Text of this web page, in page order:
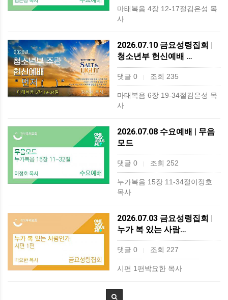
마태복음 4장 12-17절김은성 목
사
2026.07.10 금요성령집회 |
청소년부 헌신예배 …
댓글 0 | 조회 235
마태복음 6장 19-34절김은성 목
사
2026.07.08 수요예배 | 무음
모드
댓글 0 | 조회 252
누가복음 15장 11-34절이정호
목사
2026.07.03 금요성령집회 |
누가 복 있는 사람…
댓글 0 | 조회 227
시편 1편박요한 목사